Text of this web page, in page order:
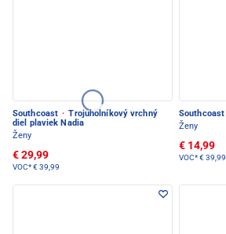
Southcoast · Trojuholníkový vrchný
diel plaviek Nadia
Ženy
€ 29,99
VOC*€ 39,99
Southcoast
Ženy
€ 14,99
VOC*€ 39,99